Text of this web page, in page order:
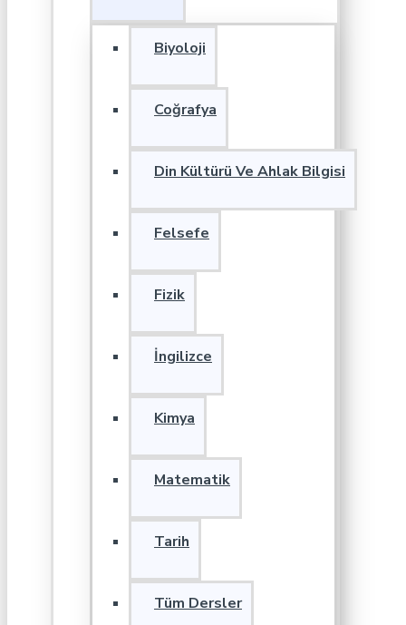
Biyoloji
Coğrafya
Din Kültürü Ve Ahlak Bilgisi
Felsefe
Fizik
İngilizce
Kimya
Matematik
Tarih
Tüm Dersler